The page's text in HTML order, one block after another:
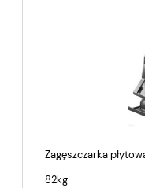
Zagęszczarka
82kg